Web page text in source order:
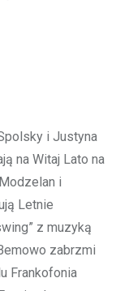
i Justyna
na Witaj Lato na
i
Letnie
z muzyką
zabrzmi
Frankofonia